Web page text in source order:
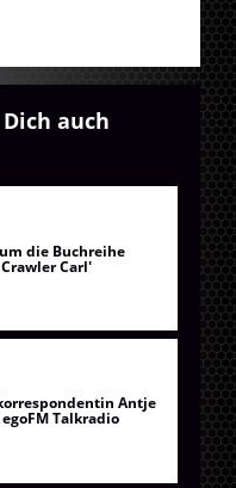
auch
die Buchreihe
Carl'
Antje
Talkradio